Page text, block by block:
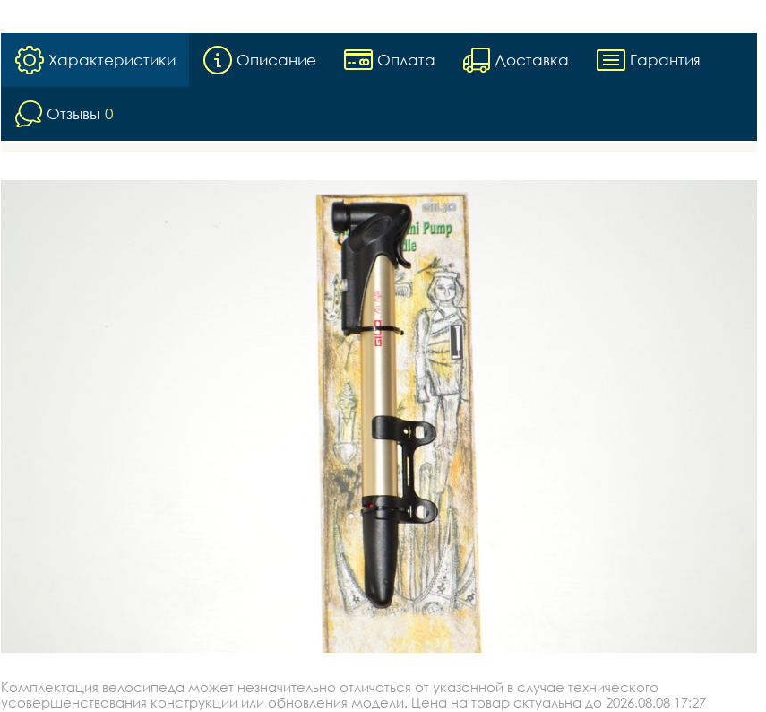
Характеристики Описание Оплата Доставка Гарантия
Отзывы 0
Комплектация велосипеда может незначительно отличаться от указанной в случае технического
усовершенствования конструкции или обновления модели. Цена на товар актуальна до 2026.08.08 17:27